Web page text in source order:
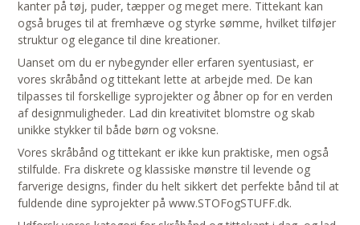
kanter på tøj, puder, tæpper og meget mere. Tittekant kan
også bruges til at fremhæve og styrke sømme, hvilket tilføjer
struktur og elegance til dine kreationer.
Uanset om du er nybegynder eller erfaren syentusiast, er
vores skråbånd og tittekant lette at arbejde med. De kan
tilpasses til forskellige syprojekter og åbner op for en verden
af designmuligheder. Lad din kreativitet blomstre og skab
unikke stykker til både børn og voksne.
Vores skråbånd og tittekant er ikke kun praktiske, men også
stilfulde. Fra diskrete og klassiske mønstre til levende og
farverige designs, finder du helt sikkert det perfekte bånd til at
fuldende dine syprojekter på www.STOFogSTUFF.dk.